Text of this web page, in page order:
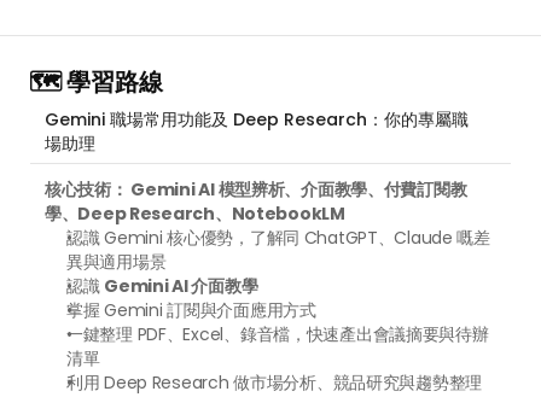
🗺️ 學習路線
Gemini 職場常用功能及 Deep Research：你的專屬職
場助理
核心技術： Gemini AI 模型辨析、介面教學、付費訂閱教
學、Deep Research、NotebookLM
認識 Gemini 核心優勢，了解同 ChatGPT、Claude 嘅差
異與適用場景
認識 Gemini AI 介面教學
掌握 Gemini 訂閱與介面應用方式
一鍵整理 PDF、Excel、錄音檔，快速產出會議摘要與待辦
清單
利用 Deep Research 做市場分析、競品研究與趨勢整理